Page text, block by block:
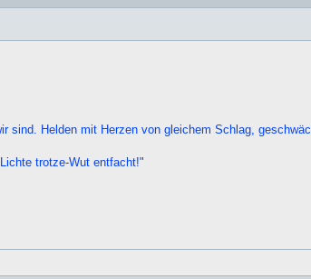
Helden mit Herzen von gleichem Schlag,
trotze-Wut entfacht!"